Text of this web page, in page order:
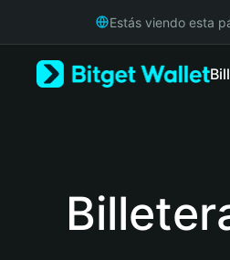
Русский
Estás viendo esta